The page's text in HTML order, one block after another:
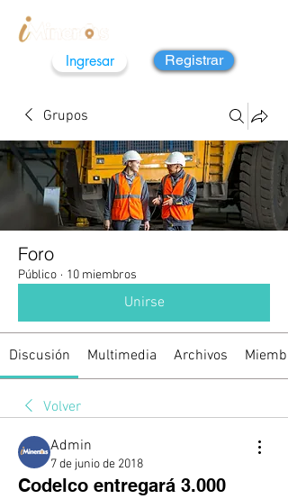
Ingresar Registrar
Grupos
Foro
Público · 10 miembros
Unirse
Discusión Multimedia Archivos
Volver
Admin
7 de junio de 2018
Codelco entregará 3.000